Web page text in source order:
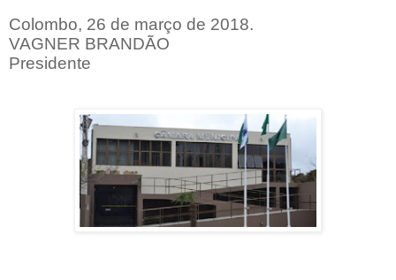
Colombo, 26 de março de 2018.
VAGNER BRANDÃO
Presidente